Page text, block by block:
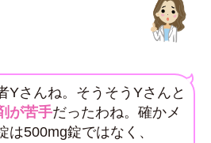
Yさんね。そうそうYさんと
が苦手だったわね。確かメ
は500mg錠ではなく、